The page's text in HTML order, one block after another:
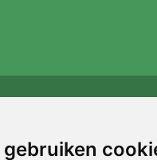
gebruiken
binnen 90